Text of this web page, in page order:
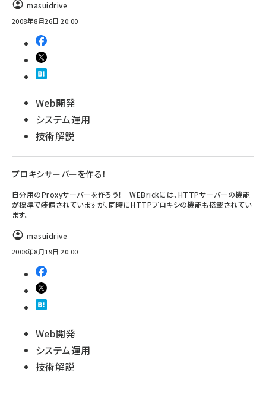
masuidrive
2008年8月26日 20:00
Web開発
システム運用
技術解説
プロキシサーバーを作る！
自分用のProxyサーバーを作ろう！ WEBrickには、HTTPサーバーの機能
が標準で装備されていますが、同時にHTTPプロキシの機能も搭載されてい
ます。
masuidrive
2008年8月19日 20:00
Web開発
システム運用
技術解説